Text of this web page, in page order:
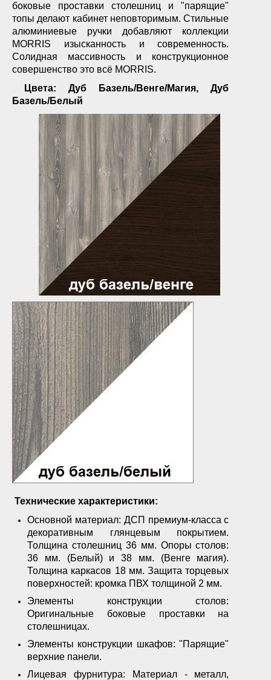
ОПЛАТА
КОНТАКТЫ
боковые проставки столешниц и "парящие"
топы делают кабинет неповторимым. Стильные
алюминиевые ручки добавляют коллекции
MORRIS изысканность и современность.
Солидная массивность и конструкционное
совершенство это всё MORRIS.
Цвета: Дуб Базель/Венге/Магия, Дуб
Базель/Белый
Технические характеристики:
Основной материал: ДСП премиум-класса с
декоративным глянцевым покрытием.
Толщина столешниц 36 мм. Опоры столов:
36 мм. (Белый) и 38 мм. (Венге магия).
Толщина каркасов 18 мм. Защита торцевых
поверхностей: кромка ПВХ толщиной 2 мм.
Элементы конструкции столов:
Оригинальные боковые проставки на
столешницах.
Элементы конструкции шкафов: "Парящие"
верхние панели.
Лицевая фурнитура: Материал - металл,